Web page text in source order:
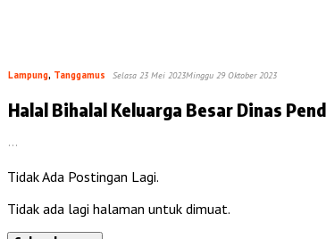
Lampung, Tanggamus Selasa 23 Mei 2023Minggu 29 Oktober 2023
Halal Bihalal Keluarga Besar Dinas
…
Tidak Ada Postingan Lagi.
Tidak ada lagi halaman untuk dimuat.